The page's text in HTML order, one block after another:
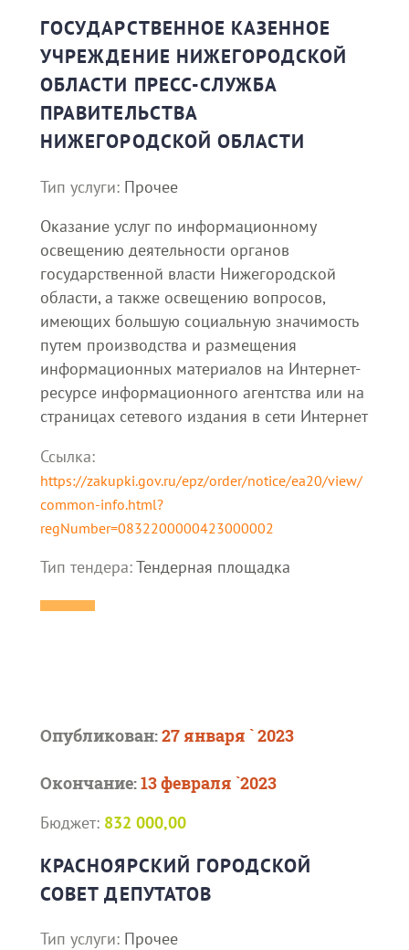
ГОСУДАРСТВЕННОЕ КАЗЕННОЕ
УЧРЕЖДЕНИЕ НИЖЕГОРОДСКОЙ
ОБЛАСТИ ПРЕСС-СЛУЖБА
ПРАВИТЕЛЬСТВА
НИЖЕГОРОДСКОЙ ОБЛАСТИ
Тип услуги: Прочее
Оказание услуг по информационному
освещению деятельности органов
государственной власти Нижегородской
области, а также освещению вопросов,
имеющих большую социальную значимость
путем производства и размещения
информационных материалов на Интернет-
ресурсе информационного агентства или на
страницах сетевого издания в сети Интернет
Ссылка:
https://zakupki.gov.ru/epz/order/notice/ea20/view/
common-info.html?
regNumber=0832200000423000002
Тип тендера:Тендерная площадка
Опубликован:27 января ` 2023
Окончание:13 февраля `2023
Бюджет: 832 000,00
КРАСНОЯРСКИЙ ГОРОДСКОЙ
СОВЕТ ДЕПУТАТОВ
Тип услуги: Прочее